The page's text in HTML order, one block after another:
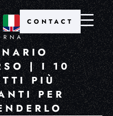
CONTACT
| I 10
PIÙ
PER